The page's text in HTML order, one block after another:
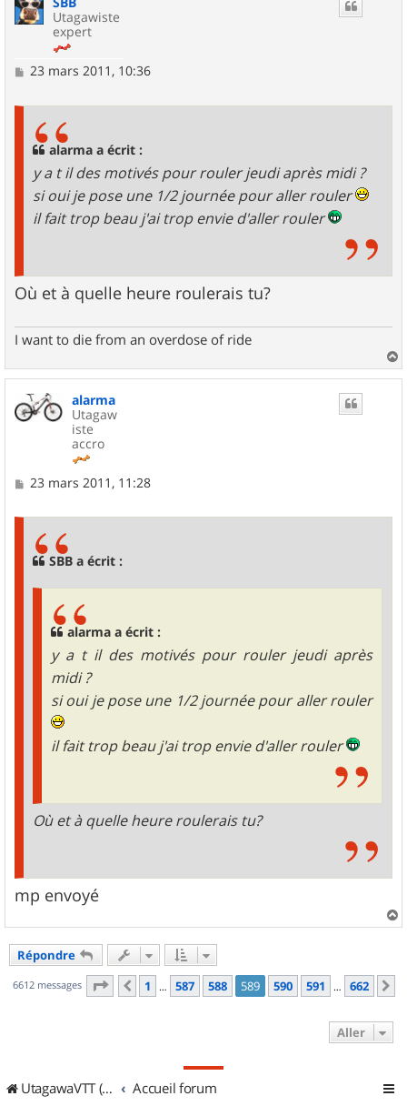
Utagawiste
expert
M
23 mars 2011, 10:36
alarma a écrit :
y a t il des motivés pour rouler jeudi après midi ?
si oui je pose une 1/2 journée pour aller rouler
il fait trop beau j'ai trop envie d'aller rouler
Où et à quelle heure roulerais tu?
I want to die from an overdose of ride
a
alarma
Utagaw
iste
accro
M
23 mars 2011, 11:28
SBB a écrit :
alarma a écrit :
y a t il des motivés pour rouler jeudi après
midi ?
si oui je pose une 1/2 journée pour aller rouler
il fait trop beau j'ai trop envie d'aller rouler
Où et à quelle heure roulerais tu?
mp envoyé
a
Répondre
6612 messages Page 589 sur662
Précédent
1 … 587 588 589 590 591 … 662
Aller
UtagawaVTT (Randos VTT et VTTAE avec traces GPS) Accueil forum